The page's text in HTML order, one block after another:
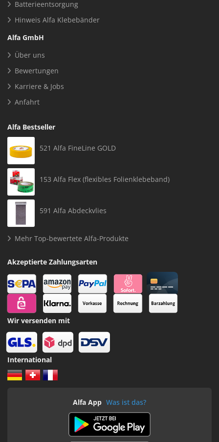
Batterieentsorgung
Hinweis Alfa Klebebänder
Alfa GmbH
Über uns
Bewertungen
Karriere & Jobs
Anfahrt
Alfa Bestseller
521 Alfa FineLine GOLD
153 Alfa Flex (flexibles Folienklebeband)
591 Alfa Abdeckvlies
Mehr Top-bewertete Alfa-Produkte
Akzeptierte Zahlungsarten
Wir versenden mit
International
Alfa App Was ist das?